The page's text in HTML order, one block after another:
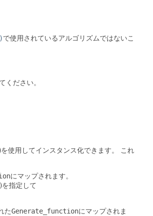
で使用されているアルゴリズムではないこ
ください。
使用してインスタンス化できます。
これ
にマップされます。
指定して
たGenerate_functionにマップされま